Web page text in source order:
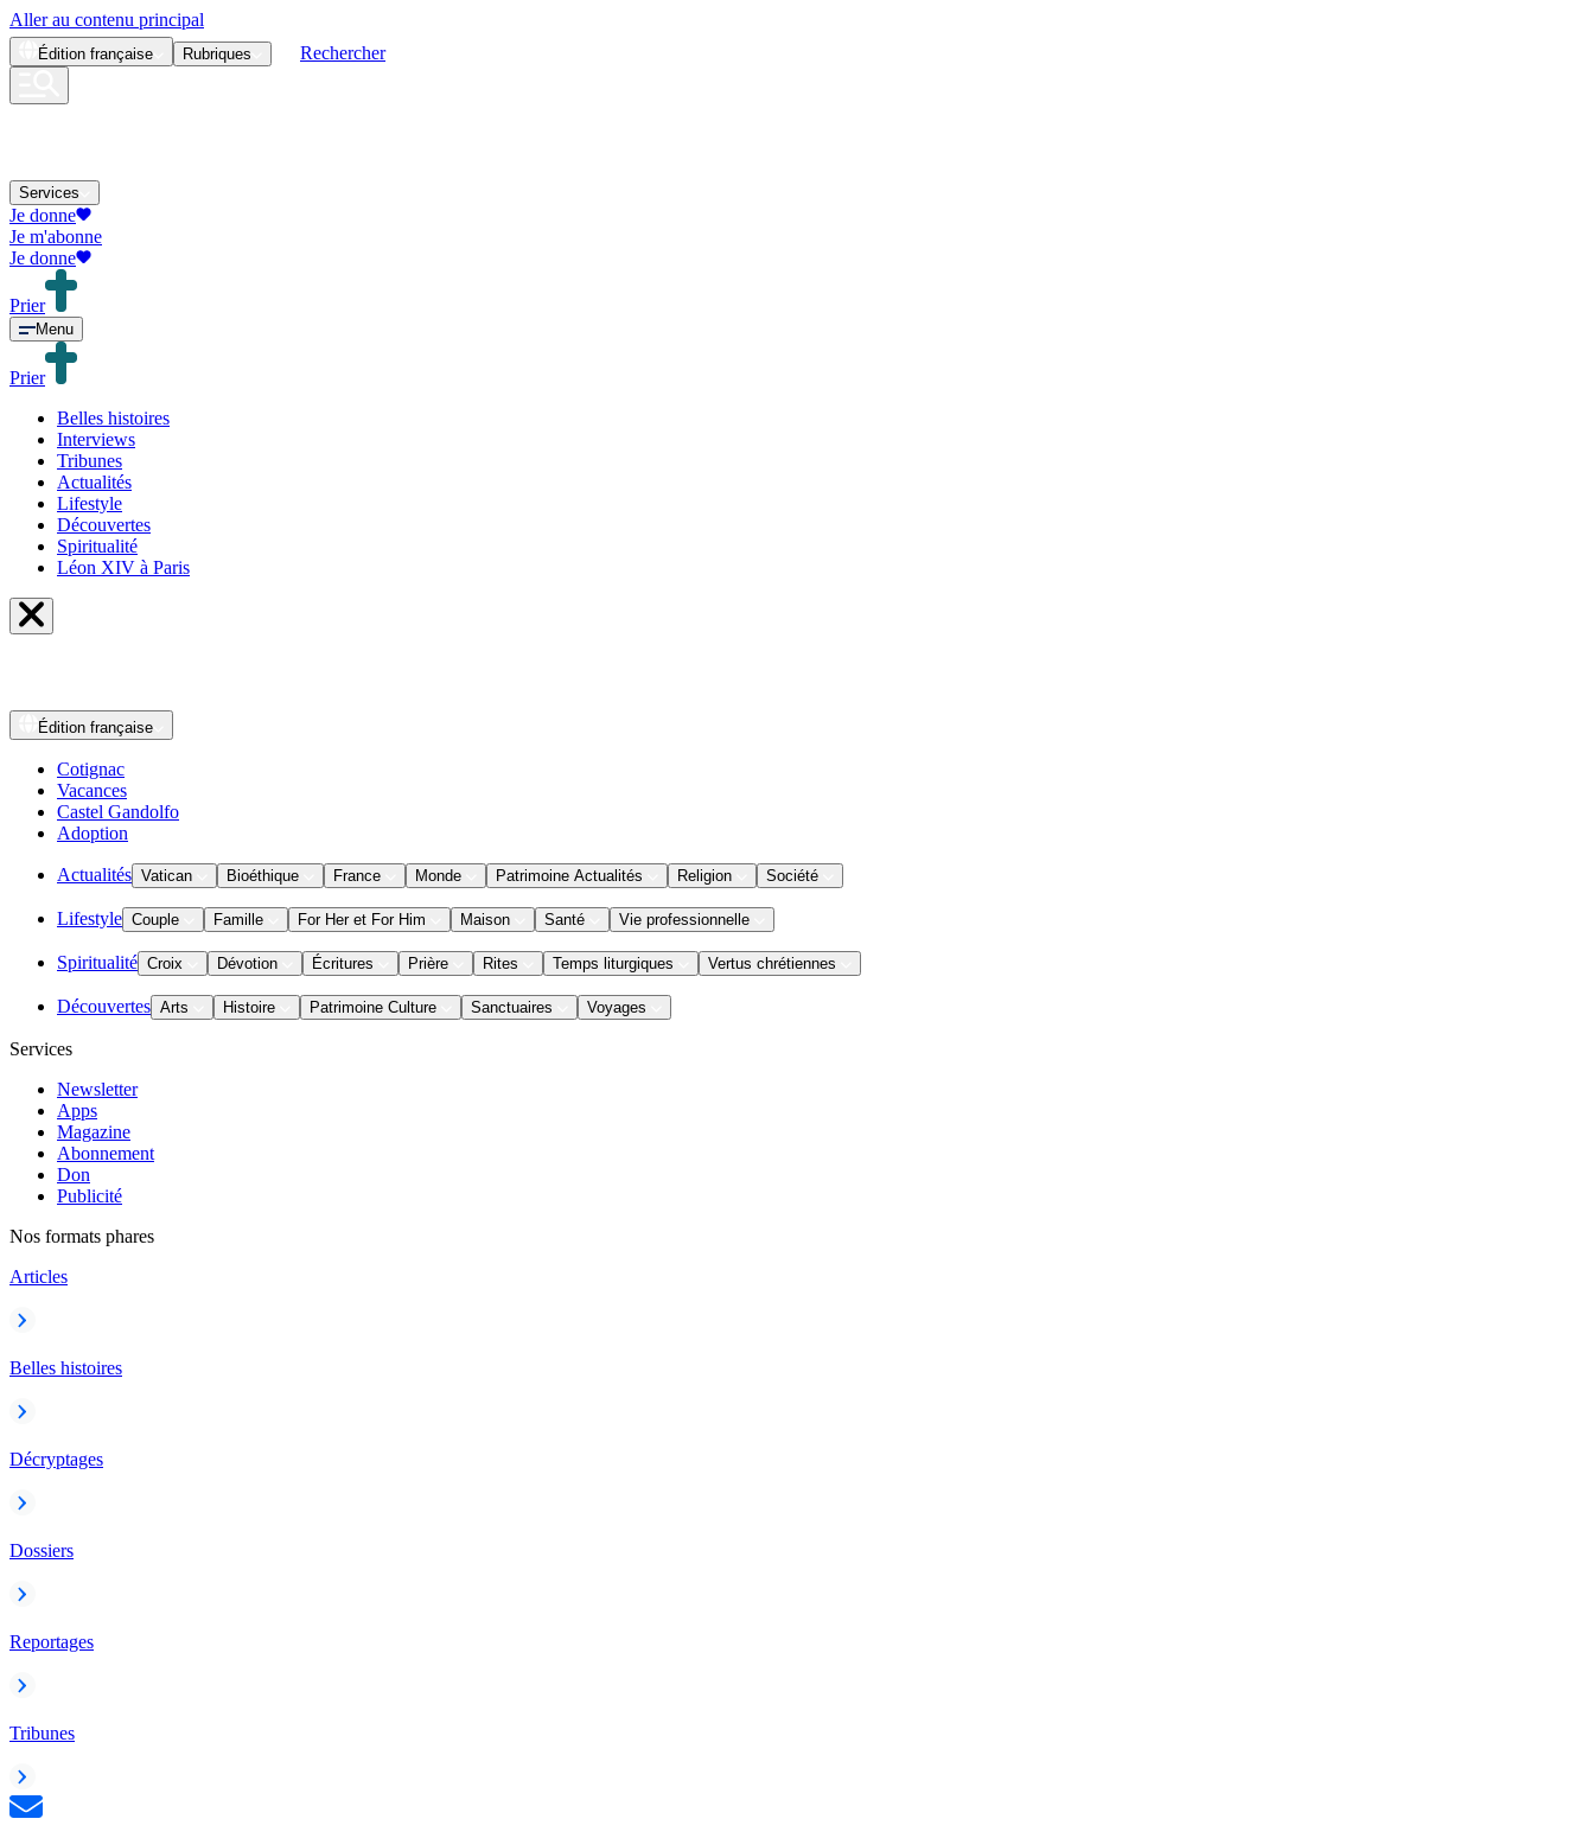
Aller au contenu principal
Édition française Rubriques Rechercher
Services
Je donne
Je m'abonne
Je donne
Prier
Menu
Prier
Belles histoires
Interviews
Tribunes
Actualités
Lifestyle
Découvertes
Spiritualité
Léon XIV à Paris
Édition française
Cotignac
Vacances
Castel Gandolfo
Adoption
Actualités Vatican Bioéthique France Monde Patrimoine Actualités Religion Société
Lifestyle Couple Famille For Her et For Him Maison Santé Vie professionnelle
Spiritualité Croix Dévotion Écritures Prière Rites Temps liturgiques Vertus chrétiennes
Découvertes Arts Histoire Patrimoine Culture Sanctuaires Voyages
Services
Newsletter
Apps
Magazine
Abonnement
Don
Publicité
Nos formats phares
Articles
Belles histoires
Décryptages
Dossiers
Reportages
Tribunes